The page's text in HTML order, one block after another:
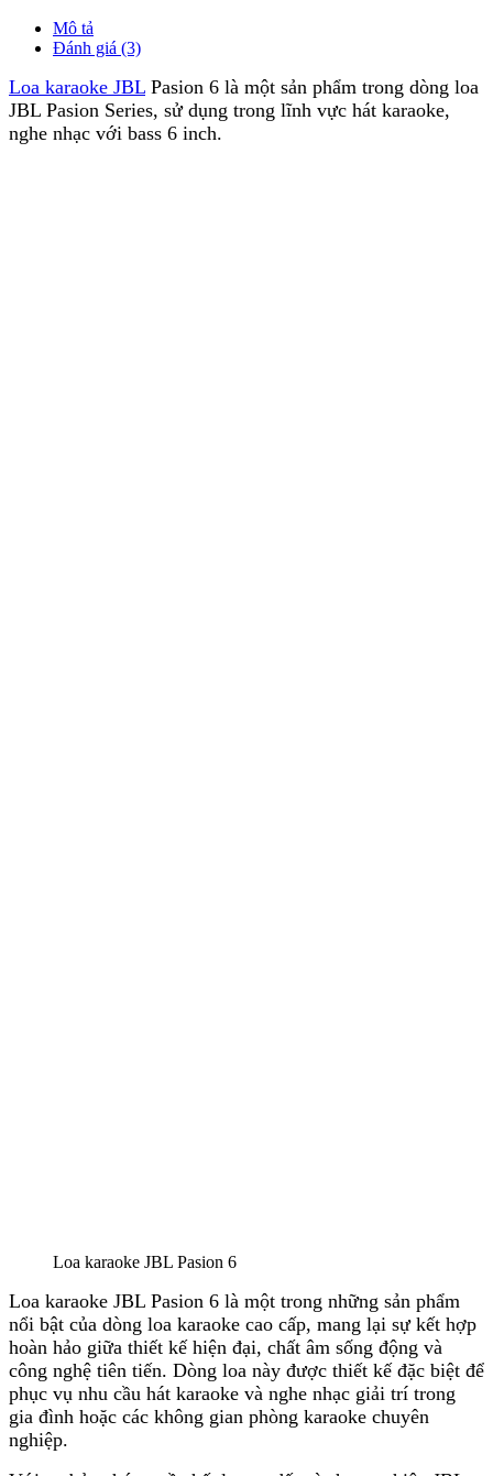
Mô tả
Đánh giá (3)
Loa karaoke JBL Pasion 6 là một sản phẩm trong dòng loa
JBL Pasion Series, sử dụng trong lĩnh vực hát karaoke,
nghe nhạc với bass 6 inch.
Loa karaoke JBL Pasion 6
Loa karaoke JBL Pasion 6 là một trong những sản phẩm
nổi bật của dòng loa karaoke cao cấp, mang lại sự kết hợp
hoàn hảo giữa thiết kế hiện đại, chất âm sống động và
công nghệ tiên tiến. Dòng loa này được thiết kế đặc biệt để
phục vụ nhu cầu hát karaoke và nghe nhạc giải trí trong
gia đình hoặc các không gian phòng karaoke chuyên
nghiệp.